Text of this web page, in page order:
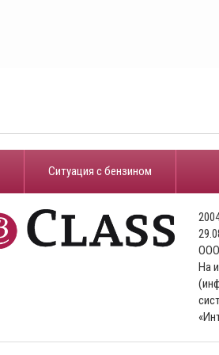
​Ситуация с бензином
ООО
На